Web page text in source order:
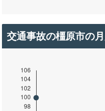
交通事故の橿原市の